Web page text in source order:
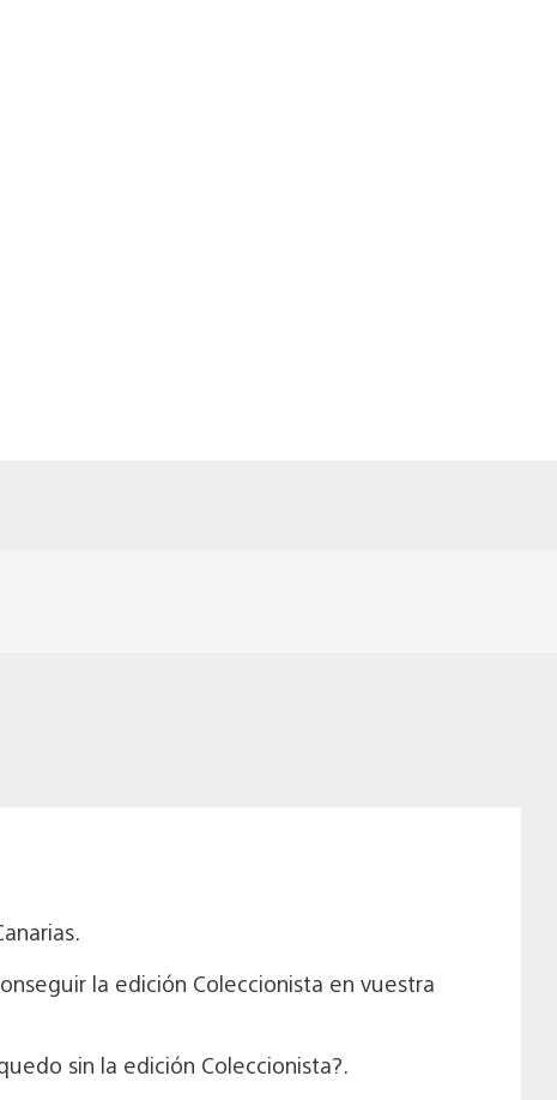
la edición Coleccionista en vuestra
sin la edición Coleccionista?.